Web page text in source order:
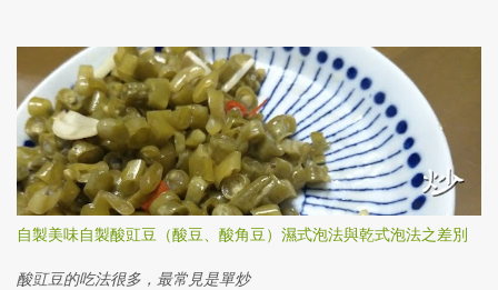
自製美味自製酸豇豆（酸豆、酸角豆）濕式泡法與乾式泡法之差別
酸豇豆的吃法很多，最常見是單炒